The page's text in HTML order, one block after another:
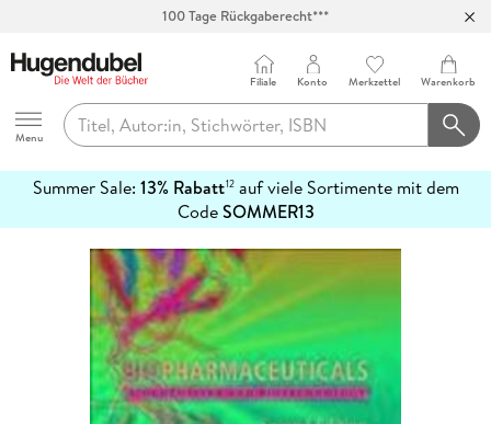
100 Tage Rückgaberecht***
Hugendubel
Menu
Filiale Konto Merkzettel Warenkorb
Summer Sale: 13% Rabatt12auf viele Sortimente mit dem
CodeSOMMER13
erfahren